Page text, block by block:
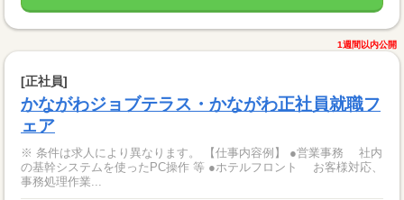
1週間以内公開
[正社員]
かながわジョブテラス・かながわ正社員就職フ
ェア
※ 条件は求人により異なります。 【仕事内容例】 ●営業事務 社内
の基幹システムを使ったPC操作 等 ●ホテルフロント お客様対応、
事務処理作業...